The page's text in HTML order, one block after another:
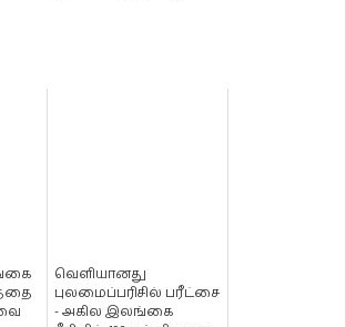
வெளியானது
புலமைப்பரிசில் பரீட்சை
- அகில இலங்கை